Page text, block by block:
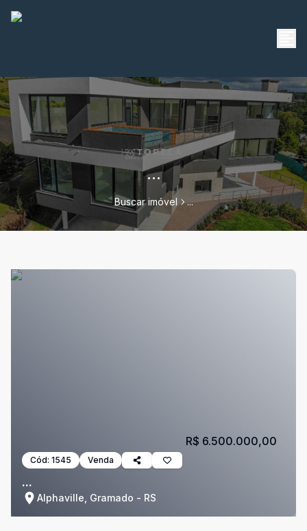
...
Buscar imóvel ...
Cód: 1545 Venda
...
Alphaville, Gramado - RS
R$ 6.500.000,00